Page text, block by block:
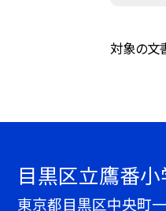
対象の文
目黒区立鷹番
東京都目黒区中央町